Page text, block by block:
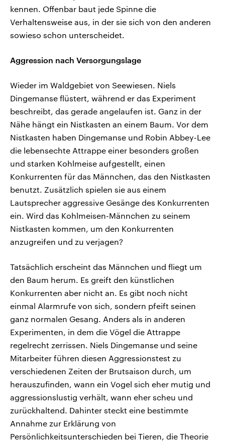
kennen. Offenbar baut jede Spinne die
Verhaltensweise aus, in der sie sich von den anderen
sowieso schon unterscheidet.
Aggression nach Versorgungslage
Wieder im Waldgebiet von Seewiesen. Niels
Dingemanse flüstert, während er das Experiment
beschreibt, das gerade angelaufen ist. Ganz in der
Nähe hängt ein Nistkasten an einem Baum. Vor dem
Nistkasten haben Dingemanse und Robin Abbey-Lee
die lebensechte Attrappe einer besonders großen
und starken Kohlmeise aufgestellt, einen
Konkurrenten für das Männchen, das den Nistkasten
benutzt. Zusätzlich spielen sie aus einem
Lautsprecher aggressive Gesänge des Konkurrenten
ein. Wird das Kohlmeisen-Männchen zu seinem
Nistkasten kommen, um den Konkurrenten
anzugreifen und zu verjagen?
Tatsächlich erscheint das Männchen und fliegt um
den Baum herum. Es greift den künstlichen
Konkurrenten aber nicht an. Es gibt noch nicht
einmal Alarmrufe von sich, sondern pfeift seinen
ganz normalen Gesang. Anders als in anderen
Experimenten, in dem die Vögel die Attrappe
regelrecht zerrissen. Niels Dingemanse und seine
Mitarbeiter führen diesen Aggressionstest zu
verschiedenen Zeiten der Brutsaison durch, um
herauszufinden, wann ein Vogel sich eher mutig und
aggressionslustig verhält, wann eher scheu und
zurückhaltend. Dahinter steckt eine bestimmte
Annahme zur Erklärung von
Persönlichkeitsunterschieden bei Tieren, die Theorie